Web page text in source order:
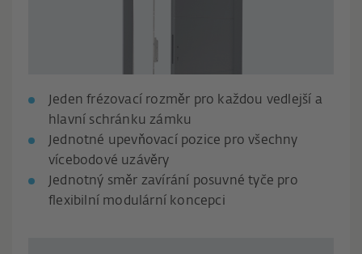
Jeden frézovací rozměr pro každou vedlejší a
hlavní schránku zámku
Jednotné upevňovací pozice pro všechny
vícebodové uzávěry
Jednotný směr zavírání posuvné tyče pro
flexibilní modulární koncepci